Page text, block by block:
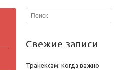
Свежие записи
Транексам: когда важно